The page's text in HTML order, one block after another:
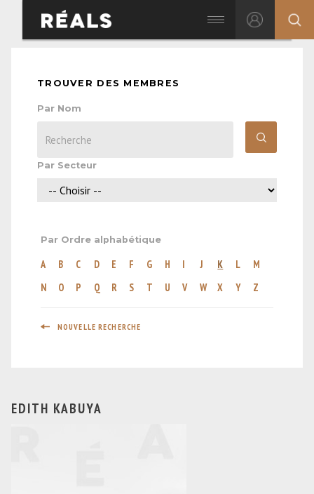
TROUVER DES MEMBRES
Par Nom
Par Secteur
Par Ordre alphabétique
A B C D E F G H I J K L
M
N
O P Q R S T U V W X Y Z
NOUVELLE RECHERCHE
EDITH KABUYA